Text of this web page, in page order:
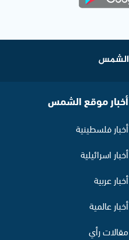
أخبار موقع الشمس
أخبار فلسطينية
أخبار اسرائيلية
أخبار عربية
أخبار عالمية
مقالات رأي